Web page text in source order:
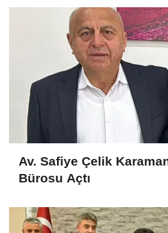
Av. Safiye Çelik
Bürosu Açtı